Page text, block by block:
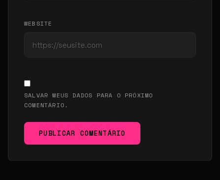
WEBSITE
SALVAR MEUS DADOS PARA O PRÓXIMO
COMENTÁRIO.
PUBLICAR COMENTÁRIO